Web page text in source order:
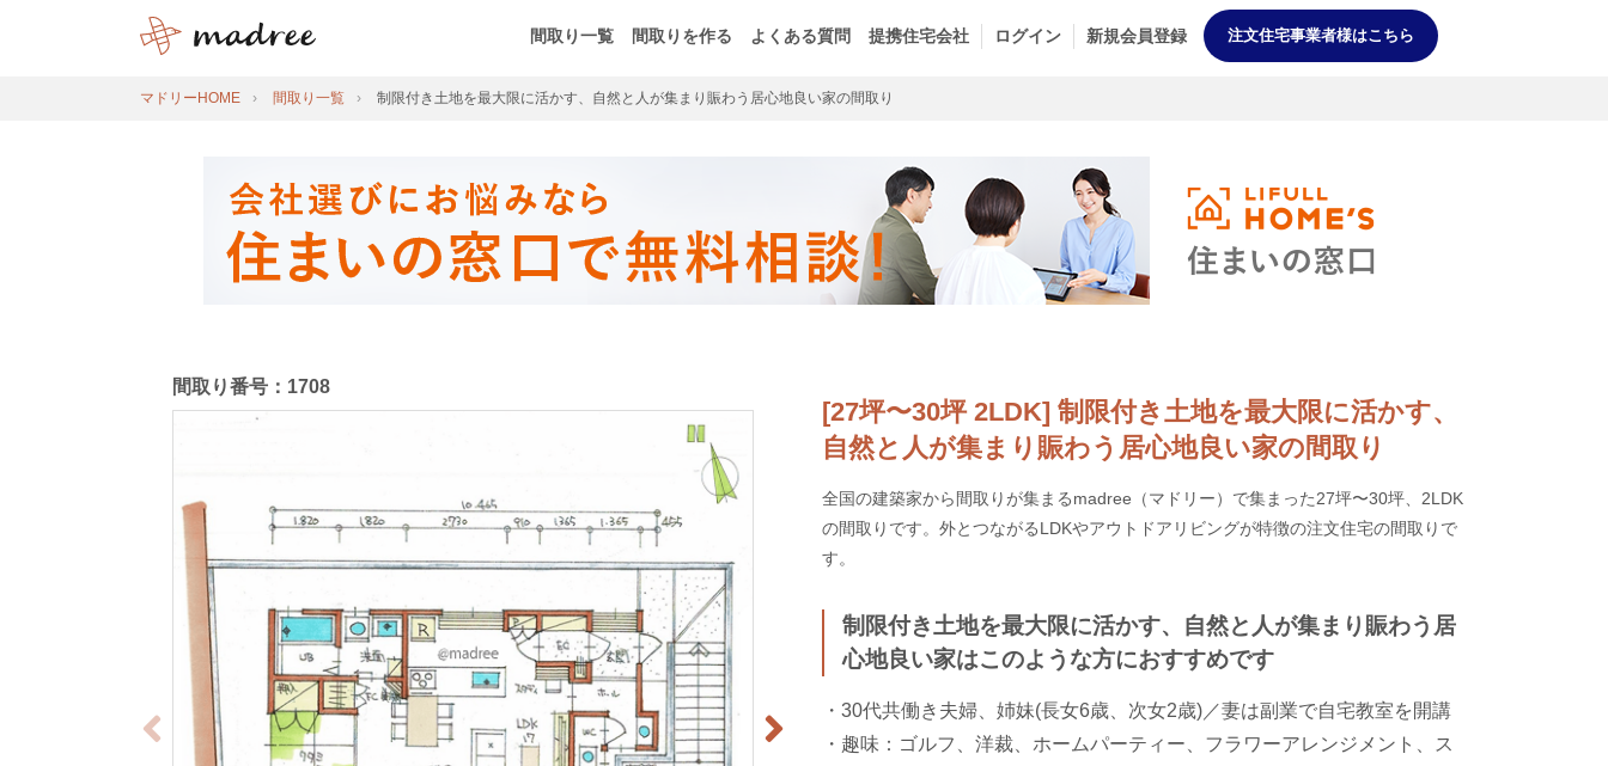
間取り一覧 間取りを作る よくある質問 提携住宅会社 ログイン 新規会員登録 注文住宅事業者様はこちら
マドリーHOME 間取り一覧 制限付き土地を最大限に活かす、自然と人が集まり賑わう居心地良い家の間取り
[27坪〜30坪 2LDK] 制限付き土地を最大限に活かす、
自然と人が集まり賑わう居心地良い家の間取り
全国の建築家から間取りが集まるmadree（マドリー）で集まった27坪〜30坪、2LDK
の間取りです。外とつながるLDKやアウトドアリビングが特徴の注文住宅の間取りで
す。
制限付き土地を最大限に活かす、自然と人が集まり賑わう居
心地良い家はこのような方におすすめです
・30代共働き夫婦、姉妹(長女6歳、次女2歳)／妻は副業で自宅教室を開講
・趣味：ゴルフ、洋裁、ホームパーティー、フラワーアレンジメント、ス
間取り番号：1708